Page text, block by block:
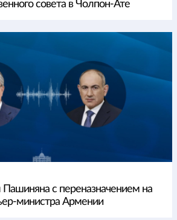
совета в Чолпон-Ате
Пашиняна с переназначением на
министра Армении